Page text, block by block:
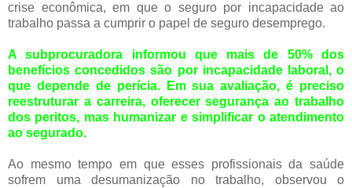
crise econômica, em que o seguro por incapacidade ao
trabalho passa a cumprir o papel de seguro desemprego.
A subprocuradora informou que mais de 50% dos
benefícios concedidos são por incapacidade laboral, o
que depende de perícia. Em sua avaliação, é preciso
reestruturar a carreira, oferecer segurança ao trabalho
dos peritos, mas humanizar e simplificar o atendimento
ao segurado.
Ao mesmo tempo em que esses profissionais da saúde
sofrem uma desumanização no trabalho, observou o